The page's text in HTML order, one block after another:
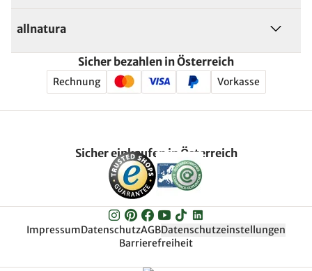
allnatura
Sicher bezahlen in Österreich
Rechnung Vorkasse
Sicher einkaufen in Österreich
ImpressumDatenschutzAGBDatenschutzeinstellungen
Barrierefreiheit